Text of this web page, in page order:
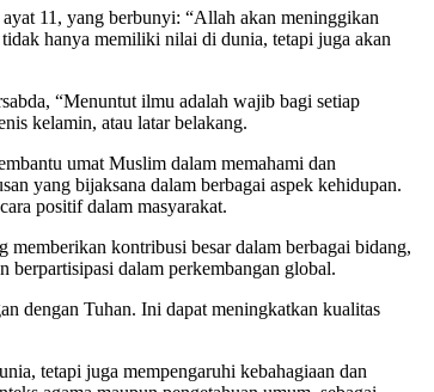
11, yang berbunyi: “Allah akan meninggikan
hanya memiliki nilai di dunia, tetapi juga akan
“Menuntut ilmu adalah wajib bagi setiap
kelamin, atau latar belakang.
umat Muslim dalam memahami dan
yang bijaksana dalam berbagai aspek kehidupan.
positif dalam masyarakat.
kontribusi besar dalam berbagai bidang,
berpartisipasi dalam perkembangan global.
dengan Tuhan. Ini dapat meningkatkan kualitas
tetapi juga mempengaruhi kebahagiaan dan